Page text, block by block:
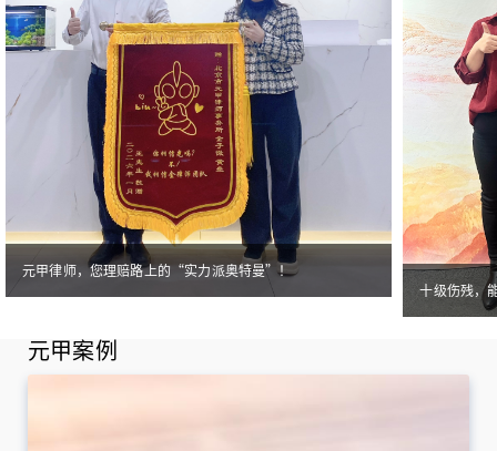
元甲律师，您理赔路上的“实力派奥特曼”！
十级伤残，
元甲案例